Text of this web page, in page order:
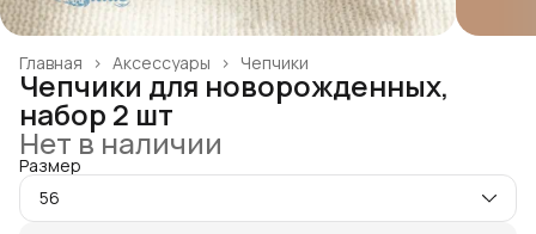
Чепчики
Аксессуары ›
Главная ›
Чепчики для новорожденных,
набор 2 шт
Нет в наличии
Размер
56